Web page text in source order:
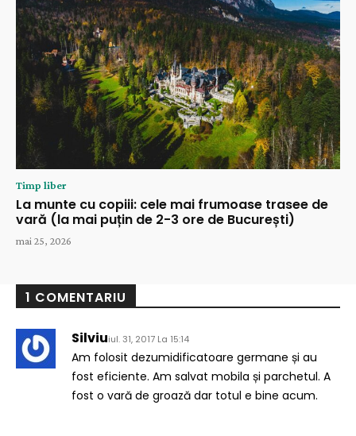
Timp liber
La munte cu copiii: cele mai frumoase trasee de
vară (la mai puțin de 2-3 ore de București)
mai 25, 2026
1 COMENTARIU
Silviuiul. 31, 2017 La 15:14
Am folosit dezumidificatoare germane și au
fost eficiente. Am salvat mobila și parchetul. A
fost o vară de groază dar totul e bine acum.